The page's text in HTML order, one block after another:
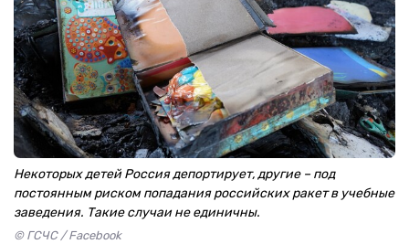
Некоторых детей Россия депортирует, другие – под
постоянным риском попадания российских ракет в учебные
заведения. Такие случаи не единичны.
© ГСЧС / Facebook